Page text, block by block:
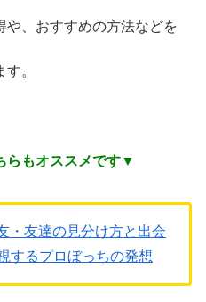
や、おすすめの方法などを
。
らもオススメです▼
・友達の見分け方と出会
するプロぼっちの発想